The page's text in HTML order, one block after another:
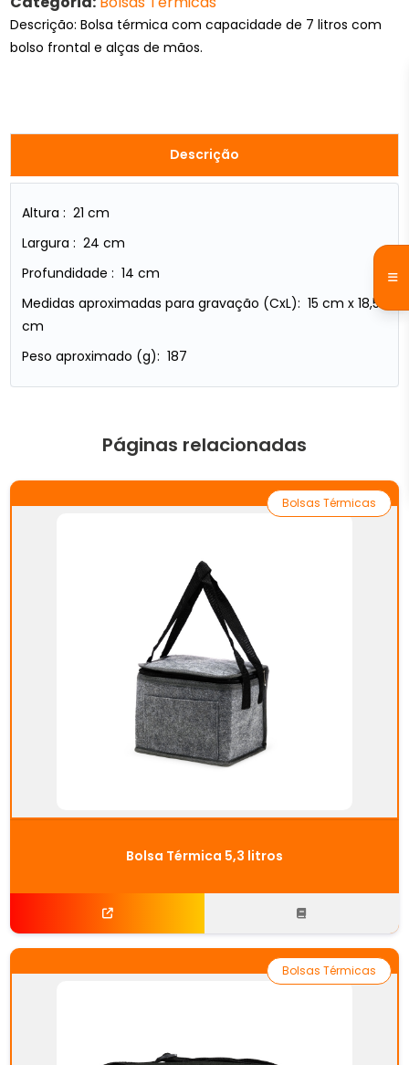
Descrição: Bolsa térmica com capacidade de 7 litros com
bolso frontal e alças de mãos.
Descrição
Altura : 21 cm
Largura : 24 cm
Profundidade : 14 cm
Medidas aproximadas para gravação (CxL): 15 cm x 18,5
cm
Peso aproximado (g): 187
Páginas relacionadas
Bolsa Térmica 5,3 litros
Bolsas Térmicas
Bolsas Térmicas